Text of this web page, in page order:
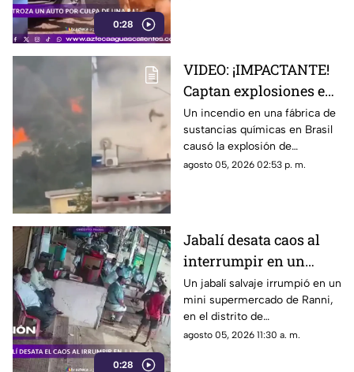
0:28
VIDEO: ¡IMPACTANTE!
Captan explosiones en
alcantarillas tras el
incendio en una
fábrica
Un incendio en una fábrica de
sustancias químicas en Brasil
causó la explosión de
alcantarillas; el momento
agosto 05, 2026 02:53 p. m.
0:28
Jabalí desata caos al
interrumpir en un
comercio y embiste a
un hombre
Un jabalí salvaje irrumpió en un
mini supermercado de Ranni,
en el distrito de
Pathanamthitta, Kerala, India,
agosto 05, 2026 11:30 a. m.